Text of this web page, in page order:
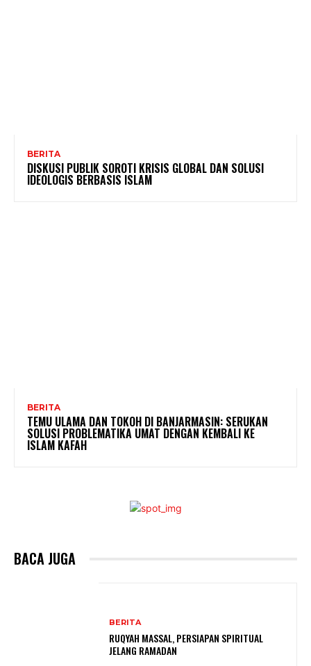
BERITA
DISKUSI PUBLIK SOROTI KRISIS GLOBAL DAN SOLUSI
IDEOLOGIS BERBASIS ISLAM
BERITA
TEMU ULAMA DAN TOKOH DI BANJARMASIN: SERUKAN
SOLUSI PROBLEMATIKA UMAT DENGAN KEMBALI KE
ISLAM KAFAH
BACA JUGA
BERITA
RUQYAH MASSAL, PERSIAPAN SPIRITUAL
JELANG RAMADAN